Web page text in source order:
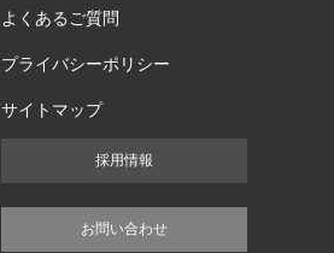
よくあるご質問
プライバシーポリシー
サイトマップ
採用情報
お問い合わせ